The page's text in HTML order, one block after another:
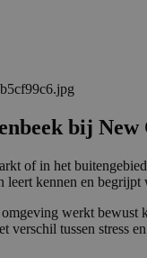
bij
of in het
kennen en
werkt
tussen stress